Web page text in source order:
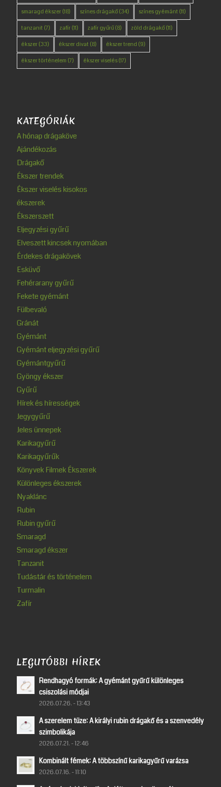
smaragd ékszer(18) színes drágakő(34) színes gyémánt (11)
tanzanit (7) zafír(11) zafír gyűrű(8) zöld drágakő(11)
ékszer(33) ékszer divat (8) ékszer trend (9)
ékszer történelem (7) ékszer viselés(17)
KATEGÓRIÁK
A hónap drágaköve
Ajándékozás
Drágakő
Ékszer trendek
Ékszer viselés kisokos
ékszerek
Ékszerszett
Eljegyzési gyűrű
Elveszett kincsek nyomában
Érdekes drágakövek
Esküvő
Fehérarany gyűrű
Fekete gyémánt
Fülbevaló
Gránát
Gyémánt
Gyémánt eljegyzési gyűrű
Gyémántgyűrű
Gyöngy ékszer
Gyűrű
Hírek és hírességek
Jegygyűrű
Jeles ünnepek
Karikagyűrű
Karikagyűrűk
Könyvek Filmek Ékszerek
Különleges ékszerek
Nyaklánc
Rubin
Rubin gyűrű
Smaragd
Smaragd ékszer
Tanzanit
Tudástár és történelem
Turmalin
Zafír
LEGUTÓBBI HÍREK
Rendhagyó formák: A gyémánt gyűrű különleges
csiszolási módjai
2026.07.26. - 13:43
A szerelem tüze: A királyi rubin drágakő és a szenvedély
szimbolikája
2026.07.21. - 12:46
Kombinált fémek: A többszínű karikagyűrű varázsa
2026.07.16. - 11:10